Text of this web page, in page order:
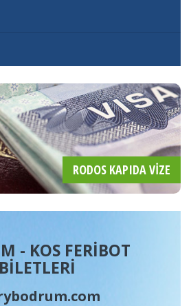
RODOS KAPIDA VIZE
- KOS FERİBOT
BİLETLERİ